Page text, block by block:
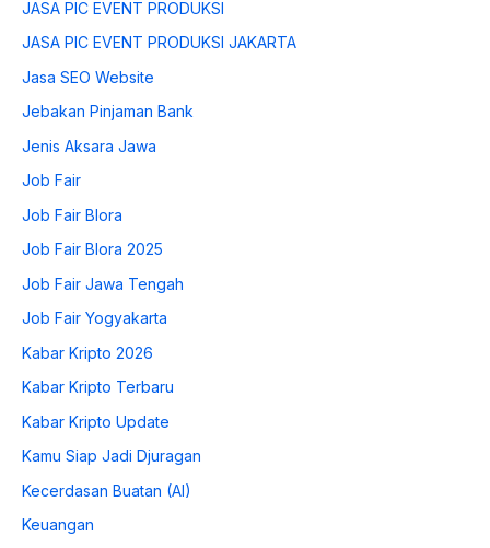
JASA PIC EVENT PRODUKSI
JASA PIC EVENT PRODUKSI JAKARTA
Jasa SEO Website
Jebakan Pinjaman Bank
Jenis Aksara Jawa
Job Fair
Job Fair Blora
Job Fair Blora 2025
Job Fair Jawa Tengah
Job Fair Yogyakarta
Kabar Kripto 2026
Kabar Kripto Terbaru
Kabar Kripto Update
Kamu Siap Jadi Djuragan
Kecerdasan Buatan (AI)
Keuangan